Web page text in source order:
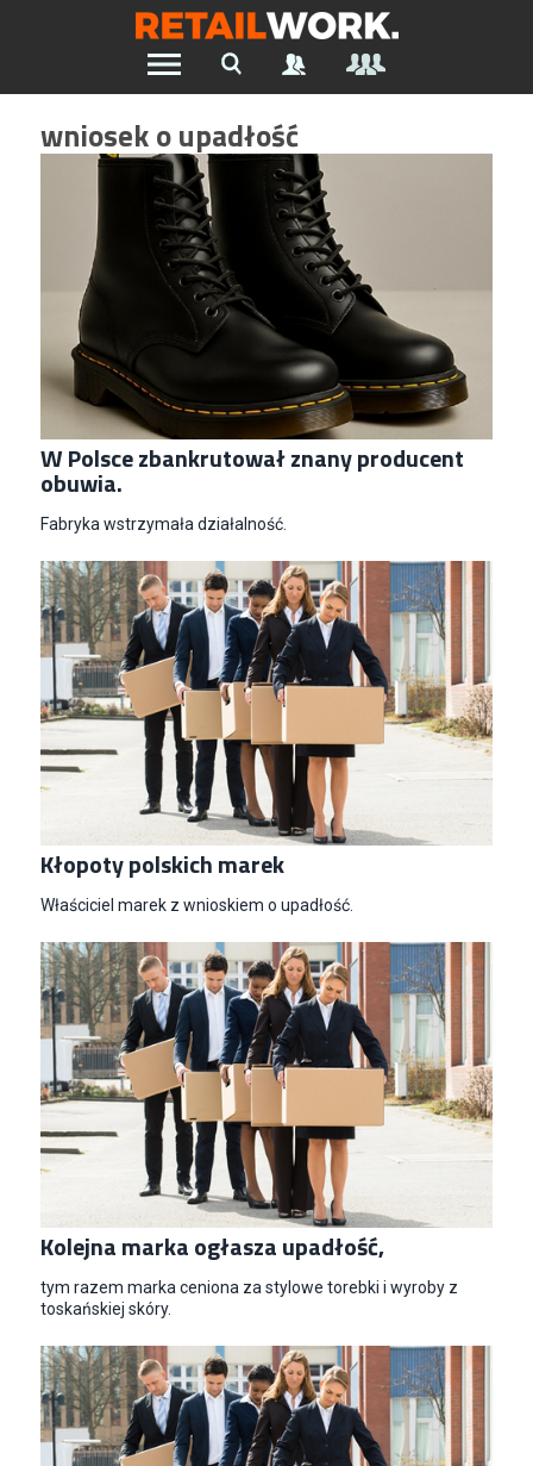
Znajdź pracę w branży Retail &
Ecommerce
Szukaj oferty pracy:
Chcesz być na bieżąco z najnowszymi ofertami w branży.
Załóż konto
wniosek o upadłość
Wszystkie Artykuły
W Polsce zbankrutował znany producent
obuwia.
Fabryka wstrzymała działalność.
Kłopoty polskich marek
Właściciel marek z wnioskiem o upadłość.
Kolejna marka ogłasza upadłość,
tym razem marka ceniona za stylowe torebki i wyroby z
toskańskiej skóry.